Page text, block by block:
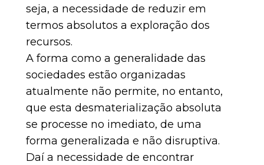
seja, a necessidade de reduzir em
termos absolutos a exploração dos
recursos.
A forma como a generalidade das
sociedades estão organizadas
atualmente não permite, no entanto,
que esta desmaterialização absoluta
se processe no imediato, de uma
forma generalizada e não disruptiva.
Daí a necessidade de encontrar